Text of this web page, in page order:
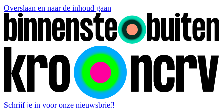
Overslaan en naar de inhoud gaan
Schrijf je in voor onze nieuwsbrief!